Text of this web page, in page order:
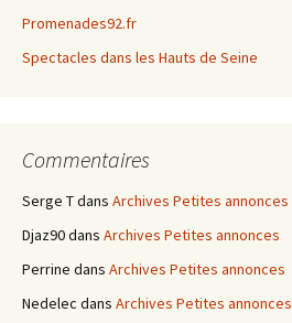
Promenades92.fr
Spectacles dans les Hauts de Seine
Commentaires
Serge Tdans Archives Petites annonces
Djaz90dans Archives Petites annonces
Perrine dans Archives Petites annonces
Nedelec dans Archives Petites annonces